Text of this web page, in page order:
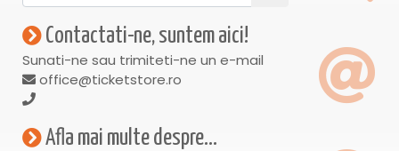
Contactati-ne, suntem aici!
Sunati-ne sau trimiteti-ne un e-mail
office@ticketstore.ro
Afla mai multe despre...